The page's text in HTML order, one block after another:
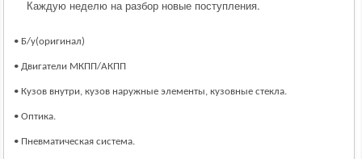
Каждую неделю на разбор новые поступления.
• Б/у(оригинал)
• Двигатели МКПП/АКПП
• Кузов внутри, кузов наружные элементы, кузовные стекла.
• Оптика.
• Пневматическая система.